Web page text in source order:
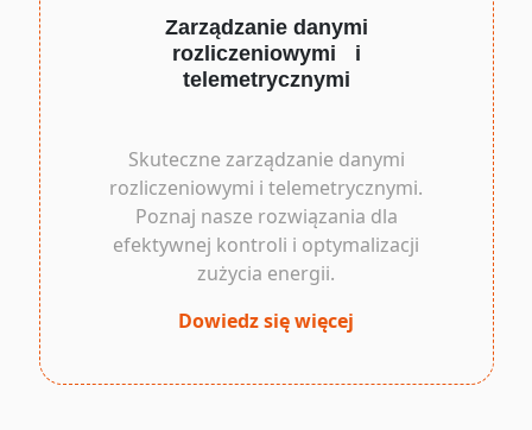
Zarządzanie danymi
rozliczeniowymi i
telemetrycznymi
Skuteczne zarządzanie danymi
rozliczeniowymi i telemetrycznymi.
Poznaj nasze rozwiązania dla
efektywnej kontroli i optymalizacji
zużycia energii.
Dowiedz się więcej